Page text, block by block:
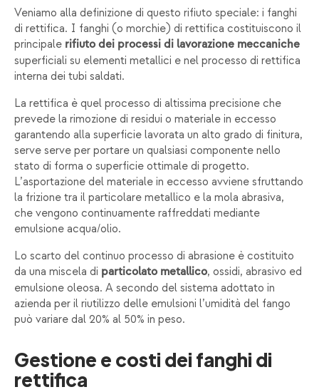
Veniamo alla definizione di questo rifiuto speciale: i fanghi
di rettifica. I fanghi (o morchie) di rettifica costituiscono il
principale rifiuto dei processi di lavorazione meccaniche
superficiali su elementi metallici e nel processo di rettifica
interna dei tubi saldati.
La rettifica è quel processo di altissima precisione che
prevede la rimozione di residui o materiale in eccesso
garantendo alla superficie lavorata un alto grado di finitura,
serve serve per portare un qualsiasi componente nello
stato di forma o superficie ottimale di progetto.
L’asportazione del materiale in eccesso avviene sfruttando
la frizione tra il particolare metallico e la mola abrasiva,
che vengono continuamente raffreddati mediante
emulsione acqua/olio.
Lo scarto del continuo processo di abrasione è costituito
da una miscela di particolato metallico, ossidi, abrasivo ed
emulsione oleosa. A secondo del sistema adottato in
azienda per il riutilizzo delle emulsioni l’umidità del fango
può variare dal 20% al 50% in peso.
Gestione e costi dei fanghi di
rettifica